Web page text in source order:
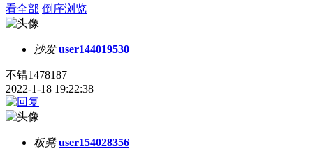
看全部 倒序浏览
沙发 user144019530
不错1478187
2022-1-18 19:22:38
板凳 user154028356